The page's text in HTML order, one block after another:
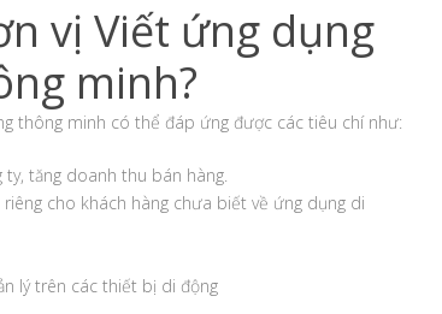
vị Viết ứng dụng
minh?
thông minh có thể đáp ứng được các tiêu chí như:
tăng doanh thu bán hàng.
cho khách hàng chưa biết về ứng dụng di
lý trên các thiết bị di động